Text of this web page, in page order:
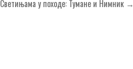
Светињама у походе: Тумане и Нимник →